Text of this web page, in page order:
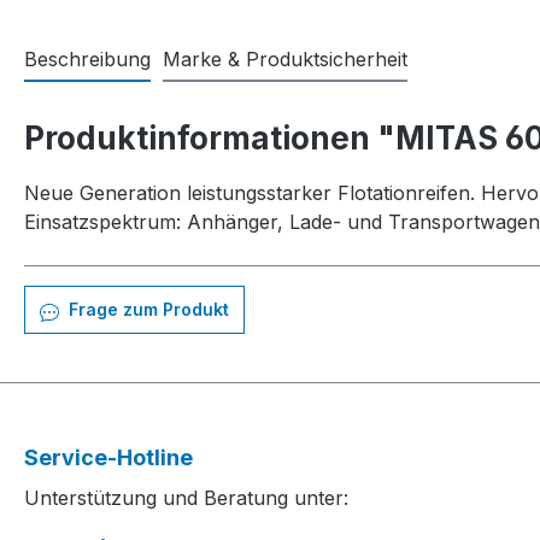
Beschreibung Marke & Produktsicherheit
Produktinformationen "MITAS
Neue Generation leistungsstarker Flotationreifen.
Einsatzspektrum: Anhänger, Lade- und
Frage zum Produkt
Service-Hotline
Unterstützung und Beratung unter: